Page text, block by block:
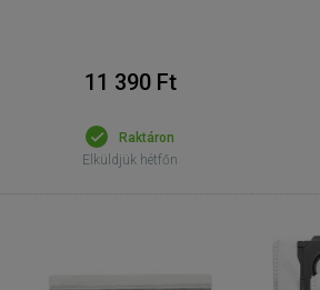
11 390 Ft
Raktáron
Elküldjük hétfőn